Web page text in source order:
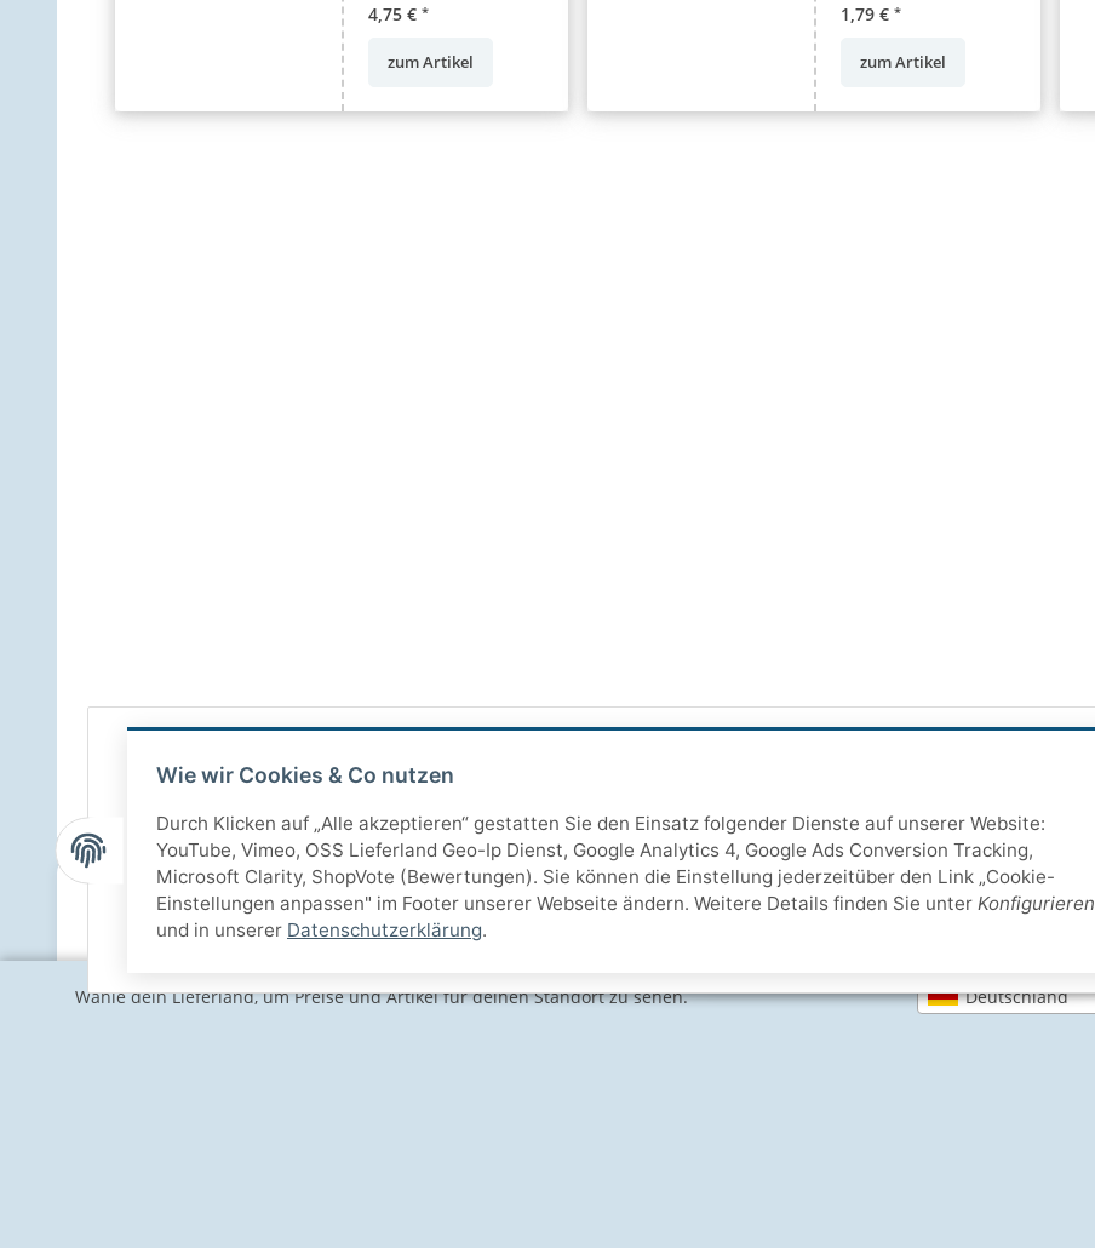
Wähle dein Lieferland, um Preise und Artikel für deinen Standort zu sehen. Deutschland
4,75 €*
zum Artikel
1,79 € *
zum Artikel
SICHERE ZAHLARTEN
Wie wir Cookies & Co nutzen
Durch Klicken auf „Alle akzeptieren“ gestatten Sie den Einsatz folgender Dienste auf unserer Website:
YouTube, Vimeo, OSS Lieferland Geo-Ip Dienst, Google Analytics 4, Google Ads Conversion Tracking,
Microsoft Clarity, ShopVote (Bewertungen). Sie können die Einstellung jederzeitüber den Link „Cookie-
Einstellungen anpassen" im Footer unserer Webseite ändern. Weitere Details finden Sie unter Konfigurieren
und in unserer Datenschutzerklärung.